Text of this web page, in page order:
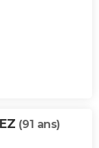
(91 ans)